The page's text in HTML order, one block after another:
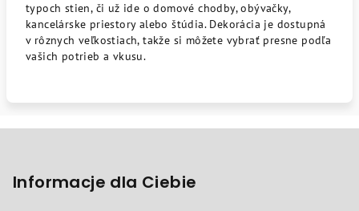
typoch stien, či už ide o domové chodby, obývačky,
kancelárske priestory alebo štúdia. Dekorácia je dostupná
v rôznych veľkostiach, takže si môžete vybrať presne podľa
vašich potrieb a vkusu.
Informacje dla Ciebie